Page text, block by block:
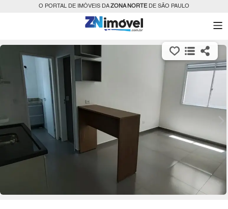
O PORTAL DE IMÓVEIS DAZONA NORTEDE SÃO PAULO